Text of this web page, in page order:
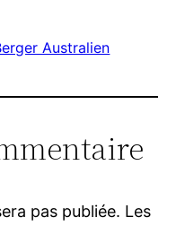
Australien
pas publiée. Les